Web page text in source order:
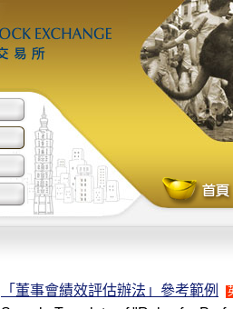
「董事會績效評估辦法」參考範例